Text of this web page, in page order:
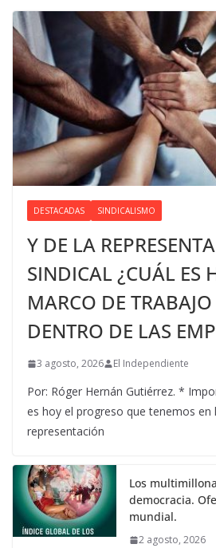
DESTACADAS SINDICALISMO
Y DE LA
SINDICAL ¿CUÁL ES
MARCO DE
DENTRO DE LAS
3 agosto, 2026 El Independiente
Por: Róger Hernán Gutiérrez. *
es hoy el progreso que tenemos en
representación
Los
democracia.
mundial.
2 agosto, 2026